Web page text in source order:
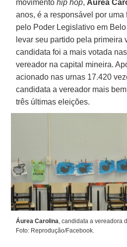
movimentohip hop, Áurea
anos, é a responsável por uma
pelo Poder Legislativo em
levar seu partido pela primeira
candidata foi a mais votada
vereador na capital mineira.
acionado nas urnas 17.420
candidata a vereador mais
três últimas eleições.
Áurea Carolina, candidata a vereadora
Foto: Reprodução/Facebook.